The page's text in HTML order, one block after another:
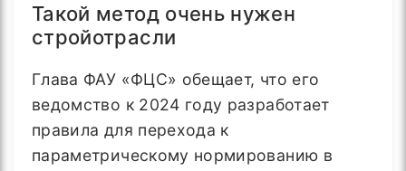
Такой метод очень нужен
стройотрасли
Глава ФАУ «ФЦС» обещает, что его
ведомство к 2024 году разработает
правила для перехода к
параметрическому нормированию в